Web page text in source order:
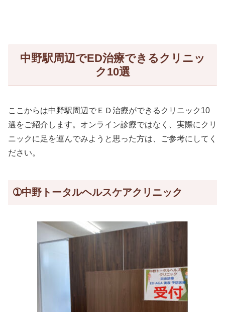
中野駅周辺でED治療できるクリニッ
ク10選
ここからは中野駅周辺でＥＤ治療ができるクリニック10
選をご紹介します。オンライン診療ではなく、実際にクリ
ニックに足を運んでみようと思った方は、ご参考にしてく
ださい。
➀中野トータルヘルスケアクリニック